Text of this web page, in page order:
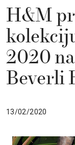
H&M
2020
Beverli
13/02/2020